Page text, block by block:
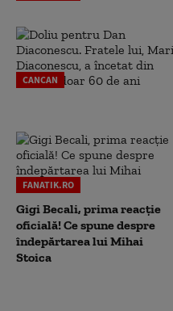
CANCAN
FANATIK.RO
Gigi Becali, prima reacție
oficială! Ce spune despre
îndepărtarea lui Mihai
Stoica